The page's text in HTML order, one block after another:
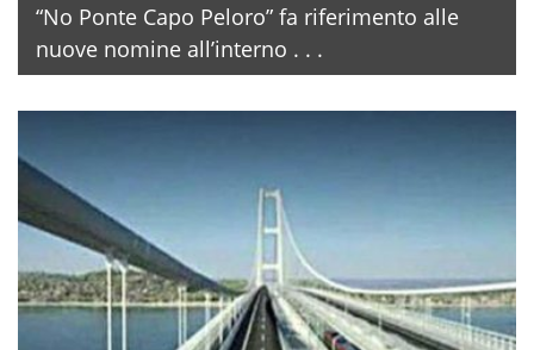
“No Ponte Capo Peloro” fa riferimento alle
nuove nomine all’interno . . .